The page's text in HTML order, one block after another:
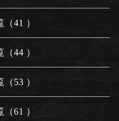
41 ）
44 ）
53 ）
61 ）